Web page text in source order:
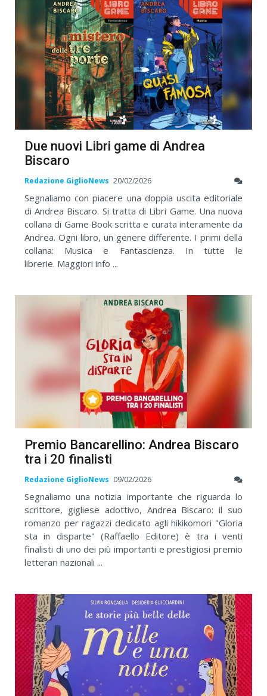
Due nuovi Libri game di Andrea
Biscaro
Redazione GiglioNews 20/02/2026
Segnaliamo con piacere una doppia uscita editoriale
di Andrea Biscaro. Si tratta di Libri Game. Una nuova
collana di Game Book scritta e curata interamente da
Andrea. Ogni libro, un genere differente. I primi della
collana: Musica e Fantascienza. In tutte le
librerie. Maggiori info ...
Premio Bancarellino: Andrea Biscaro
tra i 20 finalisti
Redazione GiglioNews 09/02/2026
Segnaliamo una notizia importante che riguarda lo
scrittore, gigliese adottivo, Andrea Biscaro: il suo
romanzo per ragazzi dedicato agli hikikomori "Gloria
sta in disparte" (Raffaello Editore) è tra i venti
finalisti di uno dei più importanti e prestigiosi premio
letterari nazionali ...